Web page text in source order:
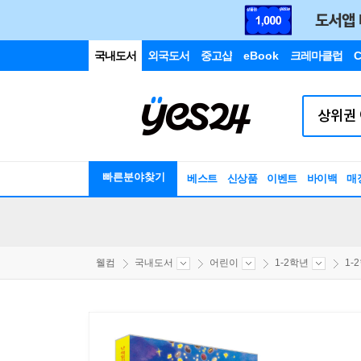
국내도서 외국도서 중고샵 eBook 크레마클럽
빠른분야찾기 베스트 신상품 이벤트 바이백 매
웰컴 국내도서 어린이 1-2학년 1-